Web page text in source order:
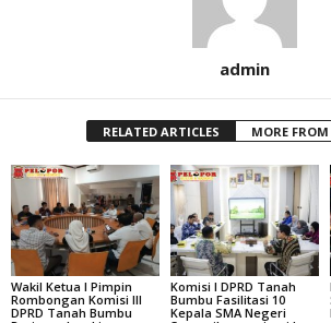
admin
RELATED ARTICLES MORE
Wakil Ketua I Pimpin
Rombongan Komisi III
DPRD Tanah Bumbu
Komisi I DPRD Tanah
Bumbu Fasilitasi 10
Kepala SMA Negeri